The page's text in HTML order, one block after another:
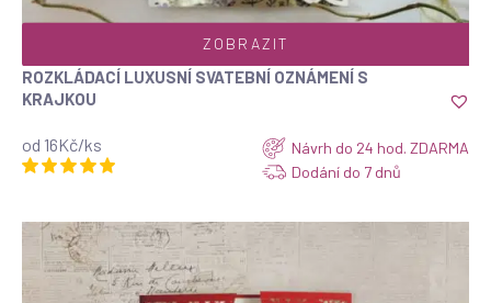
Top
ZOBRAZIT
ROZKLÁDACÍ LUXUSNÍ SVATEBNÍ OZNÁMENÍ S
KRAJKOU
od 16Kč/ks
Návrh do 24 hod. ZDARMA
Dodání do 7 dnů